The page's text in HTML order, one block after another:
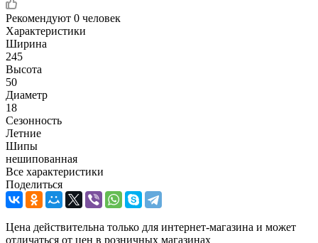
Рекомендуют 0 человек
Характеристики
Ширина
245
Высота
50
Диаметр
18
Сезонность
Летние
Шипы
нешипованная
Все характеристики
Поделиться
Цена действительна только для интернет-магазина и может
отличаться от цен в розничных магазинах